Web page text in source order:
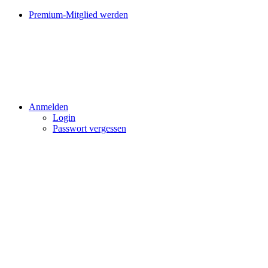
Premium-Mitglied werden
Anmelden
Login
Passwort vergessen